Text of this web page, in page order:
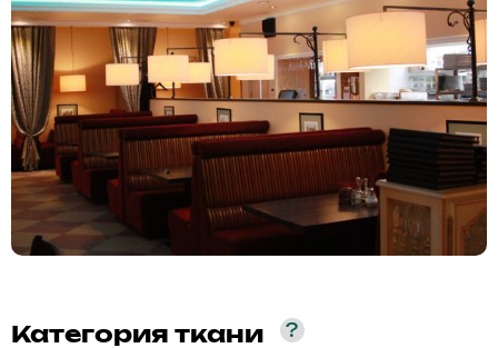
Категория ткани ?